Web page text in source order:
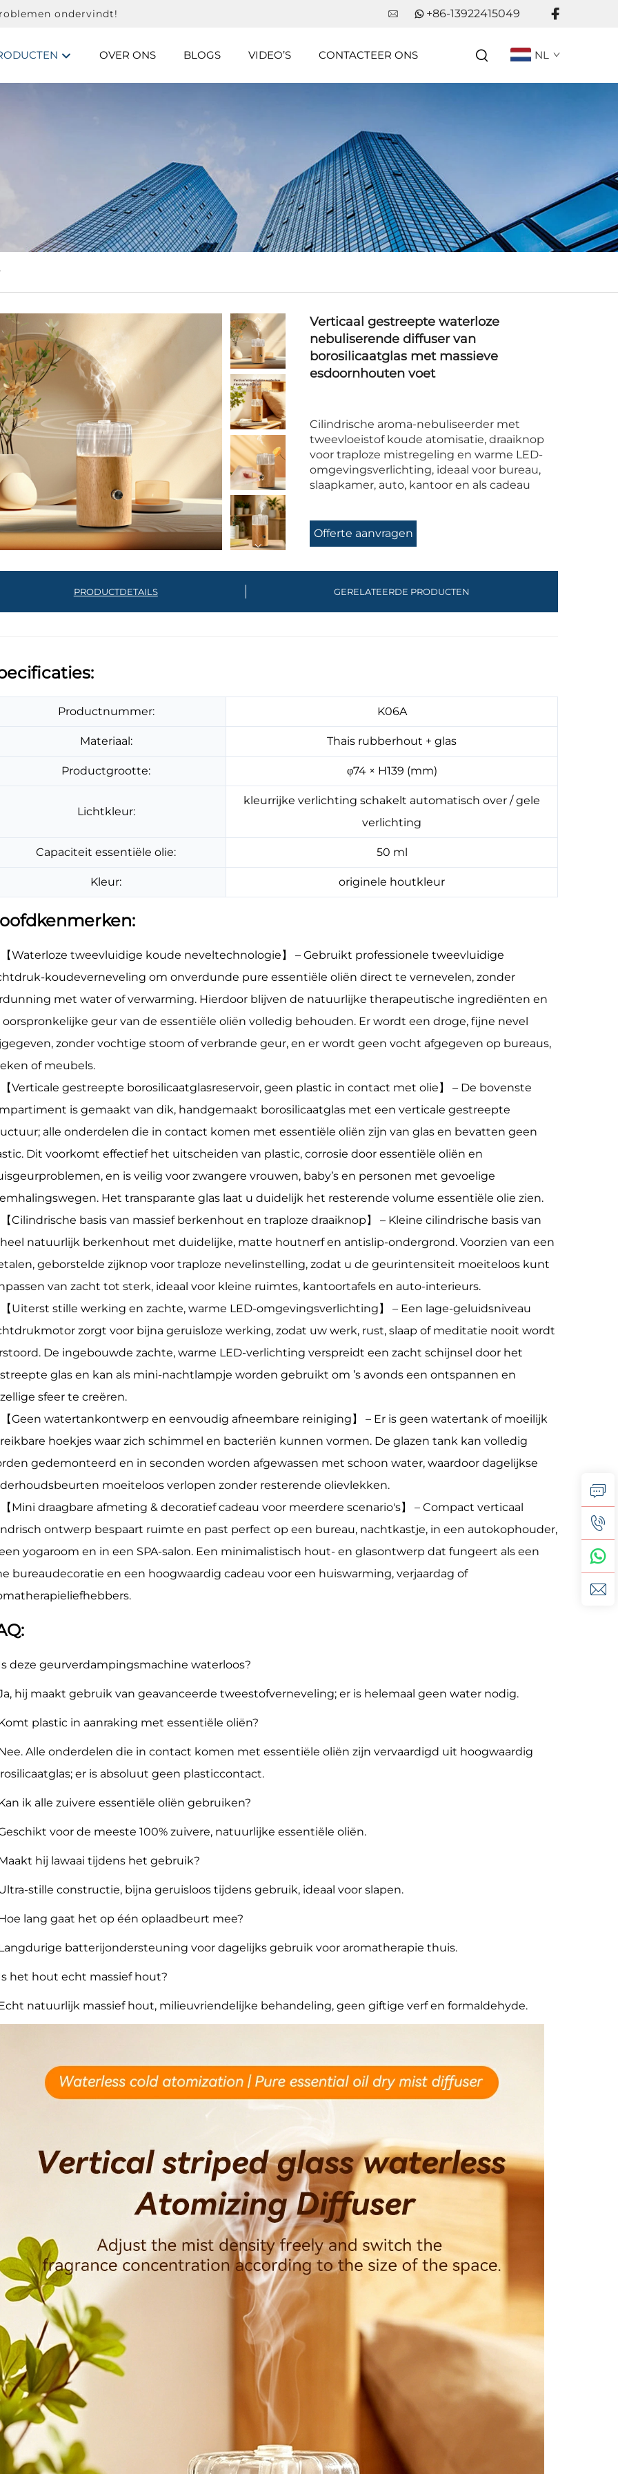
ondervindt! +86-13922415049
OVER ONS BLOGS VIDEO’S CONTACTEER ONS NL
Verticaal gestreepte waterloze
nebuliserende diffuser van
borosilicaatglas met massieve
esdoornhouten voet
Cilindrische aroma-nebuliseerder met
tweevloeistof koude atomisatie, draaiknop
voor traploze mistregeling en warme LED-
omgevingsverlichting, ideaal voor bureau,
slaapkamer, auto, kantoor en als cadeau
Offerte aanvragen
PRODUCTDETAILS GERELATEERDE PRODUCTEN
Productnummer: K06A
Materiaal: Thais rubberhout + glas
Productgrootte: φ74 × H139 (mm)
Lichtkleur:
kleurrijke verlichting schakelt automatisch over / gele
verlichting
Capaciteit essentiële olie: 50 ml
Kleur: originele houtkleur
【Waterloze tweevluidige koude neveltechnologie】 – Gebruikt professionele tweevluidige
koudeverneveling om onverdunde pure essentiële oliën direct te vernevelen, zonder
met water of verwarming. Hierdoor blijven de natuurlijke therapeutische ingrediënten en
oorspronkelijke geur van de essentiële oliën volledig behouden. Er wordt een droge, fijne nevel
zonder vochtige stoom of verbrande geur, en er wordt geen vocht afgegeven op bureaus,
of meubels.
【Verticale gestreepte borosilicaatglasreservoir, geen plastic in contact met olie】 – De bovenste
is gemaakt van dik, handgemaakt borosilicaatglas met een verticale gestreepte
alle onderdelen die in contact komen met essentiële oliën zijn van glas en bevatten geen
Dit voorkomt effectief het uitscheiden van plastic, corrosie door essentiële oliën en
en is veilig voor zwangere vrouwen, baby’s en personen met gevoelige
Het transparante glas laat u duidelijk het resterende volume essentiële olie zien.
【Cilindrische basis van massief berkenhout en traploze draaiknop】 – Kleine cilindrische basis van
natuurlijk berkenhout met duidelijke, matte houtnerf en antislip-ondergrond. Voorzien van een
geborstelde zijknop voor traploze nevelinstelling, zodat u de geurintensiteit moeiteloos kunt
van zacht tot sterk, ideaal voor kleine ruimtes, kantoortafels en auto-interieurs.
【Uiterst stille werking en zachte, warme LED-omgevingsverlichting】 – Een lage-geluidsniveau
zorgt voor bijna geruisloze werking, zodat uw werk, rust, slaap of meditatie nooit wordt
De ingebouwde zachte, warme LED-verlichting verspreidt een zacht schijnsel door het
glas en kan als mini-nachtlampje worden gebruikt om ’s avonds een ontspannen en
sfeer te creëren.
【Geen watertankontwerp en eenvoudig afneembare reiniging】 – Er is geen watertank of moeilijk
hoekjes waar zich schimmel en bacteriën kunnen vormen. De glazen tank kan volledig
gedemonteerd en in seconden worden afgewassen met schoon water, waardoor dagelijkse
moeiteloos verlopen zonder resterende olievlekken.
【Mini draagbare afmeting & decoratief cadeau voor meerdere scenario's】 – Compact verticaal
ontwerp bespaart ruimte en past perfect op een bureau, nachtkastje, in een autokophouder,
yogaroom en in een SPA-salon. Een minimalistisch hout- en glasontwerp dat fungeert als een
bureaudecoratie en een hoogwaardig cadeau voor een huiswarming, verjaardag of
deze geurverdampingsmachine waterloos?
hij maakt gebruik van geavanceerde tweestofverneveling; er is helemaal geen water nodig.
plastic in aanraking met essentiële oliën?
Alle onderdelen die in contact komen met essentiële oliën zijn vervaardigd uit hoogwaardig
er is absoluut geen plasticcontact.
ik alle zuivere essentiële oliën gebruiken?
voor de meeste 100% zuivere, natuurlijke essentiële oliën.
hij lawaai tijdens het gebruik?
stille constructie, bijna geruisloos tijdens gebruik, ideaal voor slapen.
lang gaat het op één oplaadbeurt mee?
batterijondersteuning voor dagelijks gebruik voor aromatherapie thuis.
het hout echt massief hout?
natuurlijk massief hout, milieuvriendelijke behandeling, geen giftige verf en formaldehyde.